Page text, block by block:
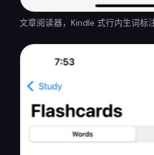
文章阅读器，Kindle 式行内生词标